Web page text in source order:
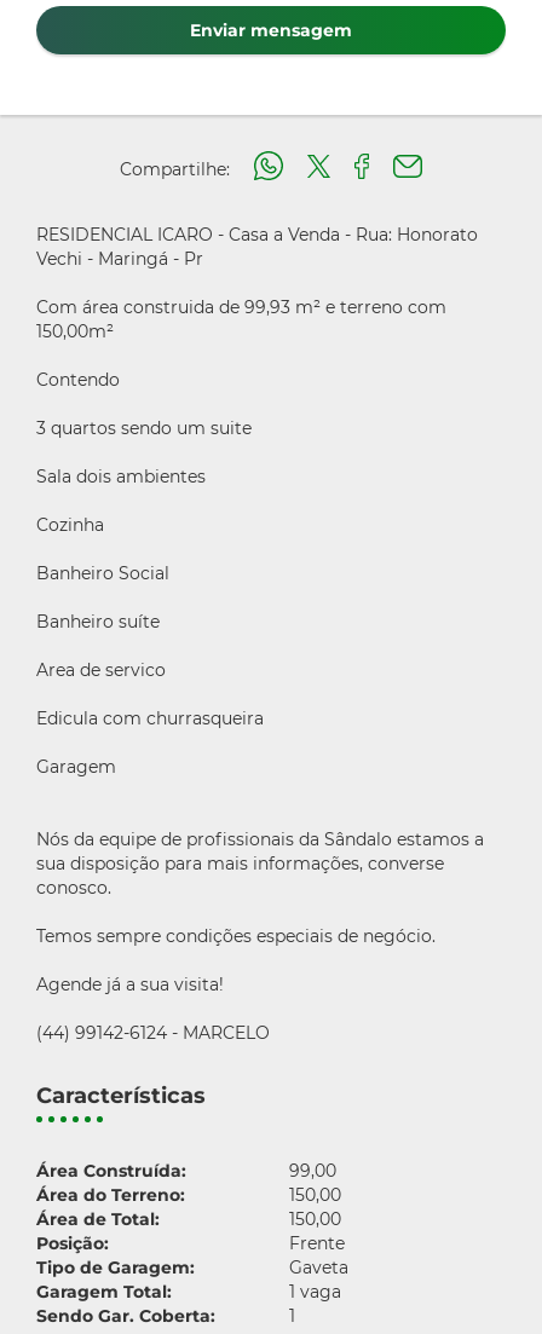
Enviar mensagem
Compartilhe:
RESIDENCIAL ICARO - Casa a Venda - Rua: Honorato
Vechi - Maringá - Pr
Com área construida de 99,93 m² e terreno com
150,00m²
Contendo
3 quartos sendo um suite
Sala dois ambientes
Cozinha
Banheiro Social
Banheiro suíte
Area de servico
Edicula com churrasqueira
Garagem
Nós da equipe de profissionais da Sândalo estamos a
sua disposição para mais informações, converse
conosco.
Temos sempre condições especiais de negócio.
Agende já a sua visita!
(44) 99142-6124 - MARCELO
Características
Área Construída:
99,00
Área do Terreno:
150,00
Área de Total:
150,00
Posição:
Frente
Tipo de Garagem:
Gaveta
Garagem Total:
1 vaga
Sendo Gar. Coberta:
1